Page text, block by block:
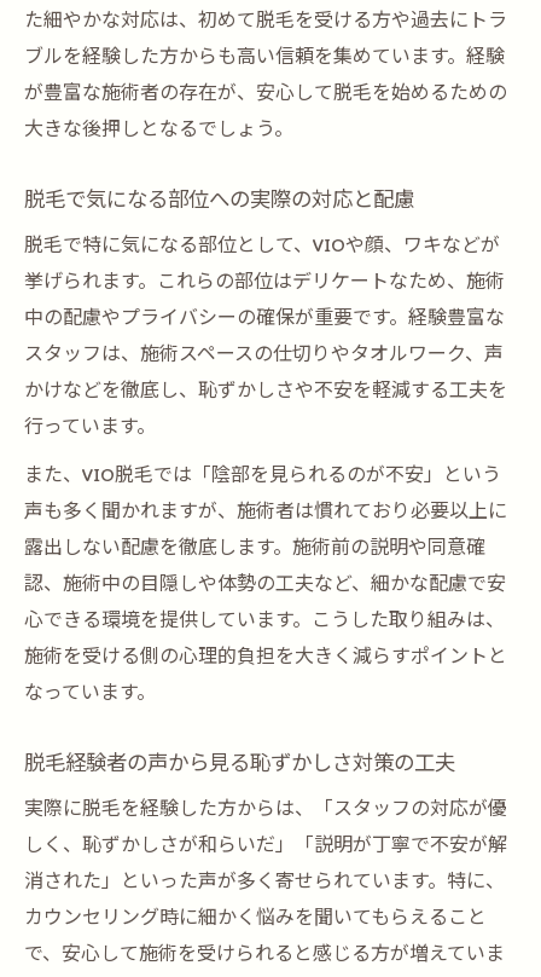
た細やかな対応は、初めて脱毛を受ける方や過去にトラ
ブルを経験した方からも高い信頼を集めています。経験
が豊富な施術者の存在が、安心して脱毛を始めるための
大きな後押しとなるでしょう。
脱毛で気になる部位への実際の対応と配慮
脱毛で特に気になる部位として、VIOや顔、ワキなどが
挙げられます。これらの部位はデリケートなため、施術
中の配慮やプライバシーの確保が重要です。経験豊富な
スタッフは、施術スペースの仕切りやタオルワーク、声
かけなどを徹底し、恥ずかしさや不安を軽減する工夫を
行っています。
また、VIO脱毛では「陰部を見られるのが不安」という
声も多く聞かれますが、施術者は慣れており必要以上に
露出しない配慮を徹底します。施術前の説明や同意確
認、施術中の目隠しや体勢の工夫など、細かな配慮で安
心できる環境を提供しています。こうした取り組みは、
施術を受ける側の心理的負担を大きく減らすポイントと
なっています。
脱毛経験者の声から見る恥ずかしさ対策の工夫
実際に脱毛を経験した方からは、「スタッフの対応が優
しく、恥ずかしさが和らいだ」「説明が丁寧で不安が解
消された」といった声が多く寄せられています。特に、
カウンセリング時に細かく悩みを聞いてもらえること
で、安心して施術を受けられると感じる方が増えていま